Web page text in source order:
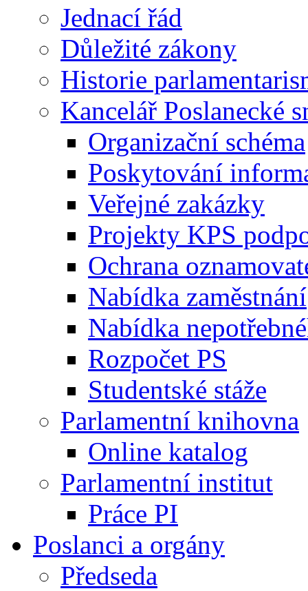
Jednací řád
Důležité zákony
Historie
Kancelář Poslanecké
Organizační schéma
Poskytování
Veřejné zakázky
Projekty KPS
Ochrana
Nabídka zaměstnání
Nabídka
Rozpočet PS
Studentské stáže
Parlamentní knihovna
Online katalog
Parlamentní institut
Práce PI
Poslanci a orgány
Předseda